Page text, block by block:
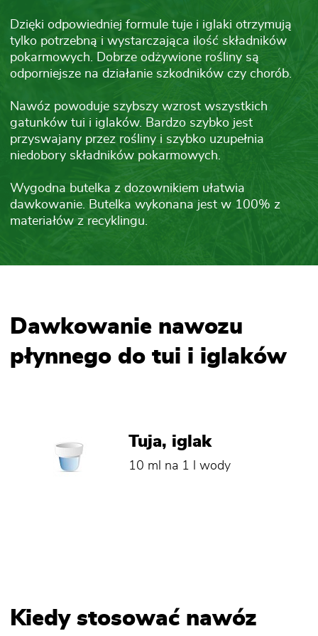
Dzięki odpowiedniej formule tuje i iglaki otrzymują
tylko potrzebną i wystarczająca ilość składników
pokarmowych. Dobrze odżywione rośliny są
odporniejsze na działanie szkodników czy chorób.
Nawóz powoduje szybszy wzrost wszystkich
gatunków tui i iglaków. Bardzo szybko jest
przyswajany przez rośliny i szybko uzupełnia
niedobory składników pokarmowych.
Wygodna butelka z dozownikiem ułatwia
dawkowanie. Butelka wykonana jest w 100% z
materiałów z recyklingu.
Dawkowanie nawozu
płynnego do tui i iglaków
Tuja, iglak
10 ml na 1 l wody
Kiedy stosować nawóz